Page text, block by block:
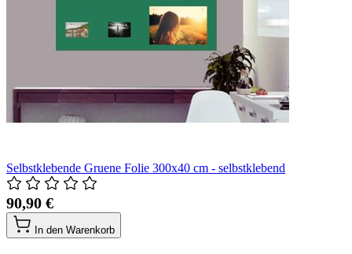
Selbstklebende Gruene Folie 300x40 cm - selbstklebend
90,90 €
In den Warenkorb